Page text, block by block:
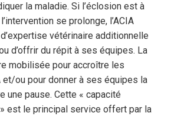
la maladie. Si l’éclosion est à
se prolonge, l’ACIA
vétérinaire additionnelle
d’offrir du répit à ses équipes. La
mobilisée pour accroître les
et/ou pour donner à ses équipes la
une pause. Cette « capacité
est le principal service offert par la